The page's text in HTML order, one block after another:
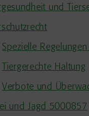
und
Spezielle
Tiergerechte Haltung
Verbote und
und Jagd 5000857